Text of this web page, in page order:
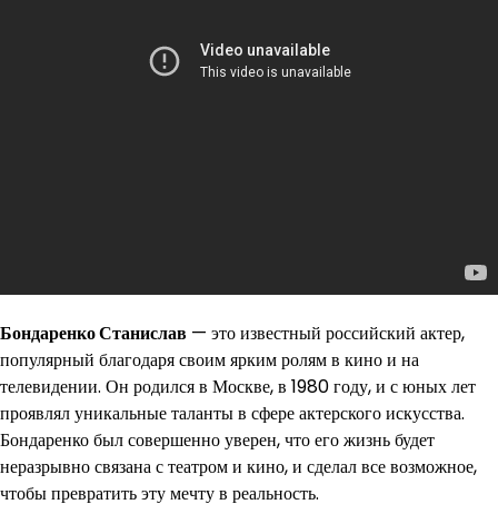
Бондаренко Станислав — это известный российский актер,
популярный благодаря своим ярким ролям в кино и на
телевидении. Он родился в Москве, в 1980 году, и с юных лет
проявлял уникальные таланты в сфере актерского искусства.
Бондаренко был совершенно уверен, что его жизнь будет
неразрывно связана с театром и кино, и сделал все возможное,
чтобы превратить эту мечту в реальность.